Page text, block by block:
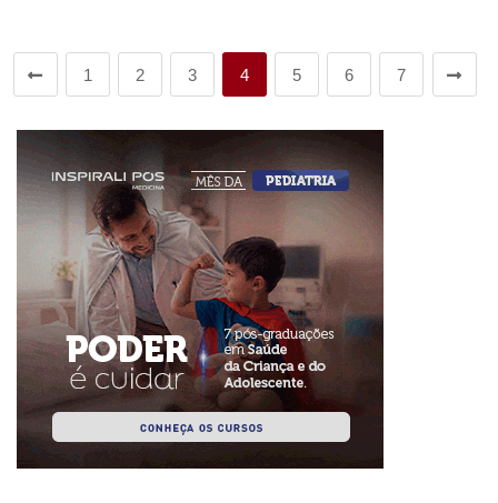
1 2 3 4 5 6 7